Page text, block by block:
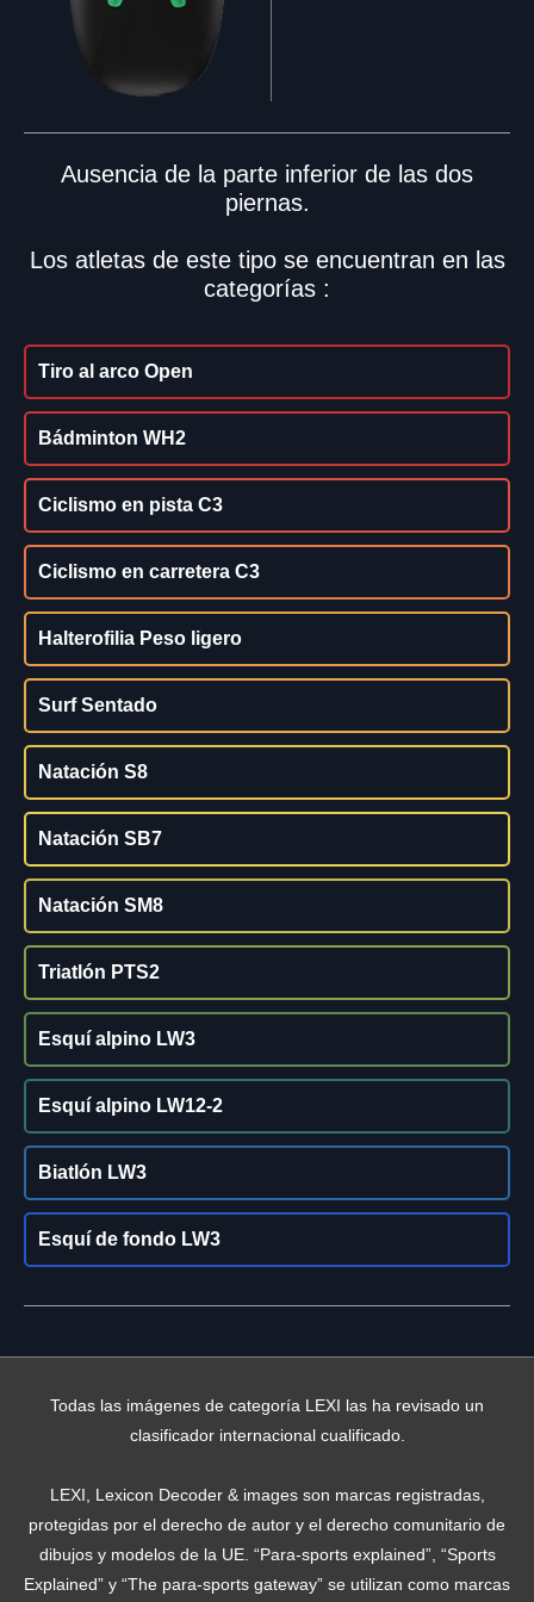
Ausencia de la parte inferior de las dos
piernas.
Los atletas de este tipo se encuentran en las
categorías :
Tiro al arco Open
Bádminton WH2
Ciclismo en pista C3
Ciclismo en carretera C3
Halterofilia Peso ligero
Surf Sentado
Natación S8
Natación SB7
Natación SM8
Triatlón PTS2
Esquí alpino LW3
Esquí alpino LW12-2
Biatlón LW3
Esquí de fondo LW3
Todas las imágenes de categoría LEXI las ha revisado un
clasificador internacional cualificado.
LEXI, Lexicon Decoder & images son marcas registradas,
protegidas por el derecho de autor y el derecho comunitario de
dibujos y modelos de la UE. “Para-sports explained”, “Sports
Explained” y “The para-sports gateway” se utilizan como marcas